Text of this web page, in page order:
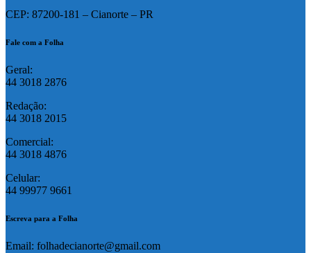
CEP: 87200-181 – Cianorte – PR
Fale com a Folha
Geral:
44 3018 2876
Redação:
44 3018 2015
Comercial:
44 3018 4876
Celular:
44 99977 9661
Escreva para a Folha
Email: folhadecianorte@gmail.com